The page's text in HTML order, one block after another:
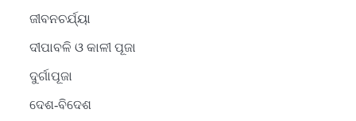
ଜୀବନଚର୍ଯ୍ୟା
ଦୀପାବଳି ଓ କାଳୀ ପୂଜା
ଦୁର୍ଗାପୂଜା
ଦେଶ-ବିଦେଶ